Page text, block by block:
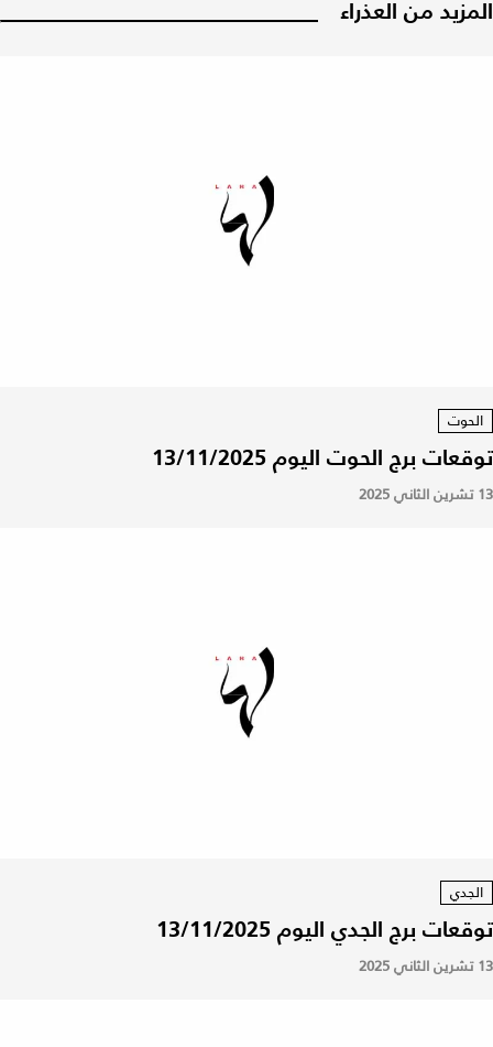
المزيد من العذراء
الحوت
توقعات برج الحوت اليوم 13/11/2025
13 تشرين الثاني 2025
الجدي
توقعات برج الجدي اليوم 13/11/2025
13 تشرين الثاني 2025